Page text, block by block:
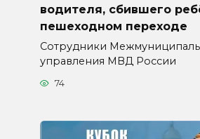
водителя, сбившего
пешеходном переходе
Сотрудники
управления МВД России
74